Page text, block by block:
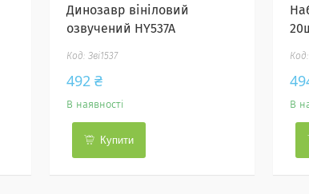
Динозавр вініловий
озвучений HY537A
Зві1537
492 ₴
В наявності
Купити
В